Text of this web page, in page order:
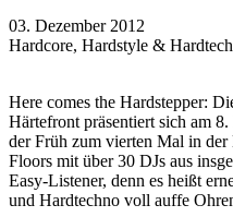
03. Dezember 2012
Hardcore, Hardstyle &
Here comes the Hardstepper:
Härtefront präsentiert sich am
der Früh zum vierten Mal in
Floors mit über 30 DJs aus
Easy-Listener, denn es heißt
und Hardtechno voll auffe